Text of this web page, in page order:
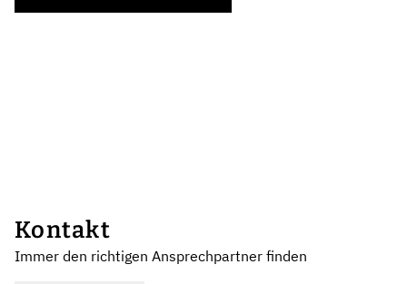
Kontakt
Immer den richtigen Ansprechpartner finden